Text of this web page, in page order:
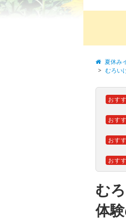
夏休み
むろい
おす
おす
おす
おす
む
体